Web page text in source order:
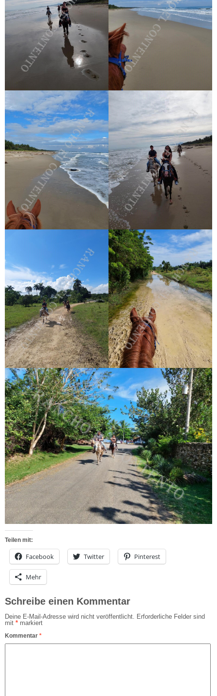
Teilen mit:
Facebook Twitter Pinterest
Mehr
Schreibe einen Kommentar
Deine E-Mail-Adresse wird nicht veröffentlicht. Erforderliche Felder sind
mit * markiert
Kommentar *